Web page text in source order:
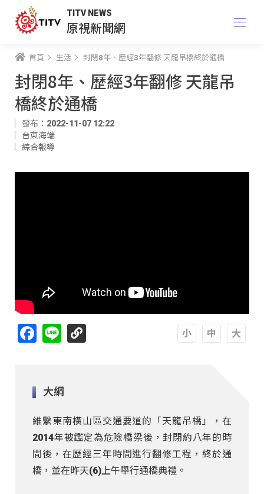
TITV NEWS
原視新聞網
首頁 生活 封閉8年、歷經3年翻修 天龍吊橋終於通橋
封閉8年、歷經3年翻修 天龍吊
橋終於通橋
發布：2022-11-07 12:22
台東海端
綜合報導
Facebook
Line
大綱
維繫東南橫山區交通要道的「天龍吊橋」，在
2014年被鑑定為危險橋梁後，封閉約八年的時
間後，在歷經三年時間進行翻修工程，終於通
橋，並在昨天(6)上午舉行通橋典禮。